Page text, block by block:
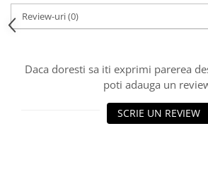
Accesorii
Panouri Afisare
Review-uri(0)
Daca doresti sa iti exprimi parerea
poti adauga un
SCRIE UN REVIEW